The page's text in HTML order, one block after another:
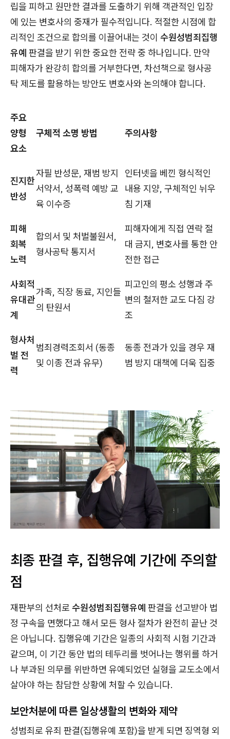
립을 피하고 원만한 결과를 도출하기 위해 객관적인 입장
에 있는 변호사의 중재가 필수적입니다. 적절한 시점에 합
리적인 조건으로 합의를 이끌어내는 것이 수원성범죄집행
유예 판결을 받기 위한 중요한 전략 중 하나입니다. 만약
피해자가 완강히 합의를 거부한다면, 차선책으로 형사공
탁 제도를 활용하는 방안도 변호사와 논의해야 합니다.
주요
양형
요소
구체적 소명 방법 주의사항
진지한
반성
자필 반성문, 재범 방지
서약서, 성폭력 예방 교
육 이수증
인터넷을 베낀 형식적인
내용 지양, 구체적인 뉘우
침 기재
피해
회복
노력
합의서 및 처벌불원서,
형사공탁 통지서
피해자에게 직접 연락 절
대 금지, 변호사를 통한 안
전한 접근
사회적
유대관
계
가족, 직장 동료, 지인들
의 탄원서
피고인의 평소 성행과 주
변의 철저한 교도 다짐 강
조
형사처
벌 전
력
범죄경력조회서 (동종
및 이종 전과 유무)
동종 전과가 있을 경우 재
범 방지 대책에 더욱 집중
최종 판결 후, 집행유예 기간에 주의할
점
재판부의 선처로 수원성범죄집행유예 판결을 선고받아 법
정 구속을 면했다고 해서 모든 형사 절차가 완전히 끝난 것
은 아닙니다. 집행유예 기간은 일종의 사회적 시험 기간과
같으며, 이 기간 동안 법의 테두리를 벗어나는 행위를 하거
나 부과된 의무를 위반하면 유예되었던 실형을 교도소에서
살아야 하는 참담한 상황에 처할 수 있습니다.
보안처분에 따른 일상생활의 변화와 제약
성범죄로 유죄 판결(집행유예 포함)을 받게 되면 징역형 외